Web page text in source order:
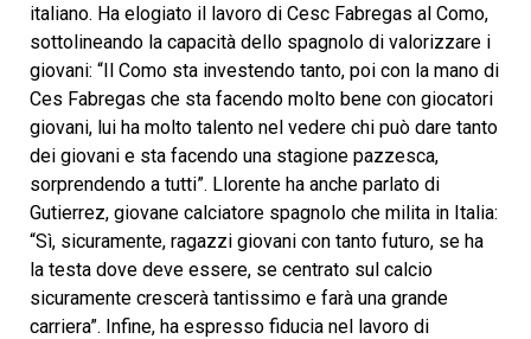
italiano. Ha elogiato il lavoro di Cesc Fabregas al Como,
sottolineando la capacità dello spagnolo di valorizzare i
giovani: “Il Como sta investendo tanto, poi con la mano di
Ces Fabregas che sta facendo molto bene con giocatori
giovani, lui ha molto talento nel vedere chi può dare tanto
dei giovani e sta facendo una stagione pazzesca,
sorprendendo a tutti”. Llorente ha anche parlato di
Gutierrez, giovane calciatore spagnolo che milita in Italia:
“Sì, sicuramente, ragazzi giovani con tanto futuro, se ha
la testa dove deve essere, se centrato sul calcio
sicuramente crescerà tantissimo e farà una grande
carriera”. Infine, ha espresso fiducia nel lavoro di